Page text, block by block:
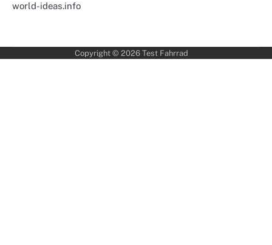
world-ideas.info
Copyright © 2026 Test Fahrrad